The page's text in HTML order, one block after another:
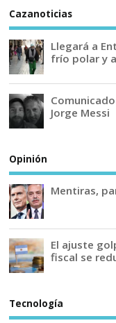
Cazanoticias
Llegará a
frío polar y
Jorge Messi
Opinión
Mentiras,
El ajuste
fiscal se
Tecnología